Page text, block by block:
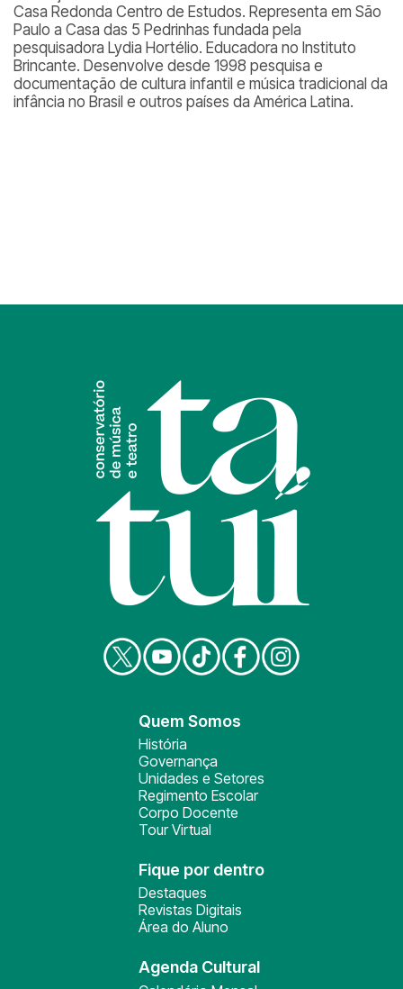
Casa Redonda Centro de Estudos. Representa em São
Paulo a Casa das 5 Pedrinhas fundada pela
pesquisadora Lydia Hortélio. Educadora no Instituto
Brincante. Desenvolve desde 1998 pesquisa e
documentação de cultura infantil e música tradicional da
infância no Brasil e outros países da América Latina.
Quem Somos
História
Governança
Unidades e Setores
Regimento Escolar
Corpo Docente
Tour Virtual
Fique por dentro
Destaques
Revistas Digitais
Área do Aluno
Agenda Cultural